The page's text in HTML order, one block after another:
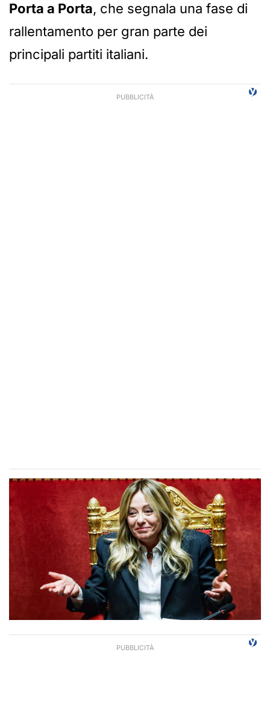
Porta a Porta, che segnala una fase di
rallentamento per gran parte dei
principali partiti italiani.